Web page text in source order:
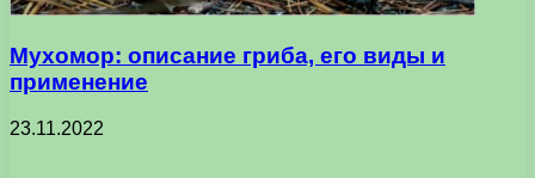
Мухомор: описание гриба, его виды и
применение
23.11.2022